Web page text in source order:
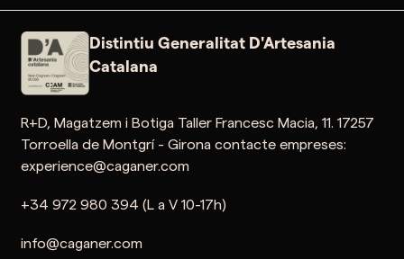
Distintiu Generalitat D'Artesania
Catalana
R+D, Magatzem i Botiga Taller Francesc Macia, 11. 17257
Torroella de Montgrí - Girona contacte empreses:
experience@caganer.com
+34 972 980 394 (L a V 10-17h)
info@caganer.com